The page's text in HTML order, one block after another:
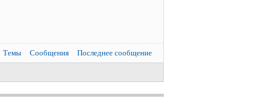
Темы Сообщения Последнее сообщение